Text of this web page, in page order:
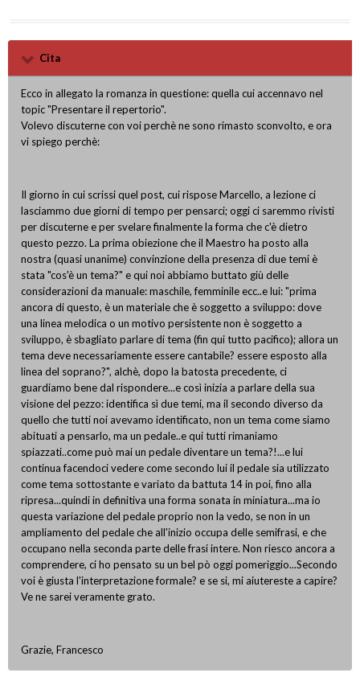
Cita
Ecco in allegato la romanza in questione: quella cui accennavo nel
topic "Presentare il repertorio".
Volevo discuterne con voi perchè ne sono rimasto sconvolto, e ora
vi spiego perchè:
Il giorno in cui scrissi quel post, cui rispose Marcello, a lezione ci
lasciammo due giorni di tempo per pensarci; oggi ci saremmo rivisti
per discuterne e per svelare finalmente la forma che c'è dietro
questo pezzo. La prima obiezione che il Maestro ha posto alla
nostra (quasi unanime) convinzione della presenza di due temi è
stata "cos'è un tema?" e qui noi abbiamo buttato giù delle
considerazioni da manuale: maschile, femminile ecc..e lui: "prima
ancora di questo, è un materiale che è soggetto a sviluppo: dove
una linea melodica o un motivo persistente non è soggetto a
sviluppo, è sbagliato parlare di tema (fin qui tutto pacifico); allora un
tema deve necessariamente essere cantabile? essere esposto alla
linea del soprano?", alchè, dopo la batosta precedente, ci
guardiamo bene dal rispondere...e così inizia a parlare della sua
visione del pezzo: identifica sì due temi, ma il secondo diverso da
quello che tutti noi avevamo identificato, non un tema come siamo
abituati a pensarlo, ma un pedale..e qui tutti rimaniamo
spiazzati..come può mai un pedale diventare un tema?!...e lui
continua facendoci vedere come secondo lui il pedale sia utilizzato
come tema sottostante e variato da battuta 14 in poi, fino alla
ripresa...quindi in definitiva una forma sonata in miniatura...ma io
questa variazione del pedale proprio non la vedo, se non in un
ampliamento del pedale che all'inizio occupa delle semifrasi, e che
occupano nella seconda parte delle frasi intere. Non riesco ancora a
comprendere, ci ho pensato su un bel pò oggi pomeriggio...Secondo
voi è giusta l'interpretazione formale? e se si, mi aiutereste a capire?
Ve ne sarei veramente grato.
Grazie, Francesco